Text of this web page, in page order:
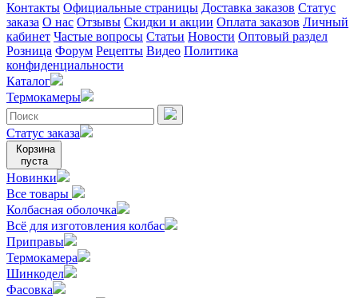
Контакты Официальные страницы Доставка заказов Статус
заказа О нас Отзывы Скидки и акции Оплата заказов Личный
кабинет Частые вопросы Статьи Новости Оптовый раздел
Розница Форум Рецепты Видео Политика
конфиденциальности
Каталог
Термокамеры
Статус заказа
Корзина
пуста
Новинки
Все товары
Колбасная оболочка
Всё для изготовления колбас
Приправы
Термокамера
Шинкодел
Фасовка